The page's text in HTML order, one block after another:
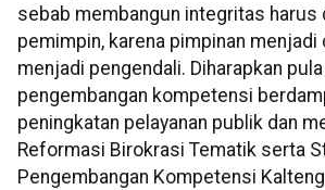
sebab membangun integritas harus
pemimpin, karena pimpinan menjadi
menjadi pengendali. Diharapkan
pengembangan kompetensi
peningkatan pelayanan publik dan
Reformasi Birokrasi Tematik serta
Pengembangan Kompetensi Kalteng